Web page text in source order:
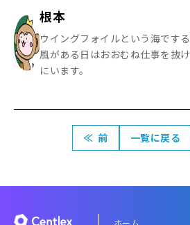
根本
ウイングフォイルという海です
風がある日はおおむね仕事を抜
にいます。
≪ 前 一覧に戻る
ホーム